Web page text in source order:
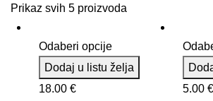
Prikaz svih 5 proizvoda
Odaberi opcije
Dodaj u listu želja
18.00 €
5.00 €